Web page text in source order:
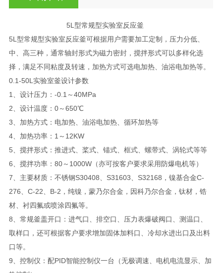
5L型常规型实验室反应釜
5L型常规型实验室反应釜可根据用户需要加工定制，压力分低、
中、高三种，通常轴封形式为磁力密封，搅拌形式可以多样化选
择，满足不同粘度及转速，加热方式可选电加热、油浴电加热等。
0.1-50L实验室釜设计参数
1、设计压力：-0.1～40MPa
2、设计温度：0～650℃
3、加热方式：电加热、油浴电加热、循环加热等
4、加热功率：1～12KW
5、搅拌形式：推进式、桨式、锚式、框式、螺带式、涡轮式等等
6、搅拌功率：80～1000W（亦可按客户要求采用防爆电机等）
7、主要材质：不锈钢S30408、S31603、S32168，镍基合金C-
276、C-22、B-2，纯镍，蒙乃尔合金，因科乃尔合金，钛材，锆
材、衬四氟或喷涂四氟等。
8、常规釜盖开口：进气口、排空口、压力表爆破阀口、测温口、
取样口，还可根据客户要求增加固体加料口、冷却水进出口及出料
口等。
9、控制仪：配PID智能控制仪一台（无极调速、电机电流显示、加